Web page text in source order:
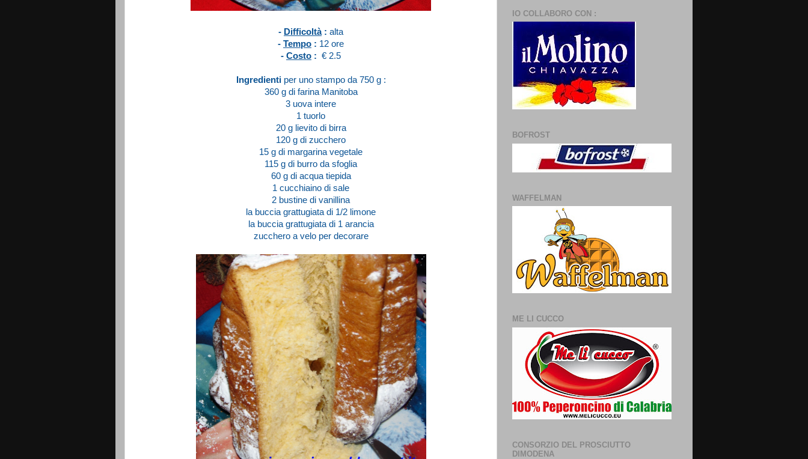
- Difficoltà: alta
- Tempo : 12 ore
- Costo : € 2.5
Ingredienti per uno stampo da 750 g :
360 g di farina Manitoba
3 uova intere
1 tuorlo
20 g lievito di birra
120 g di zucchero
15 g di margarina vegetale
115 g di burro da sfoglia
60 g di acqua tiepida
1 cucchiaino di sale
2 bustine di vanillina
la buccia grattugiata di 1/2 limone
la buccia grattugiata di 1 arancia
zucchero a velo per decorare
IO COLLABORO CON :
BOFROST
WAFFELMAN
ME LI CUCCO
CONSORZIO DEL PROSCIUTTO
DIMODENA